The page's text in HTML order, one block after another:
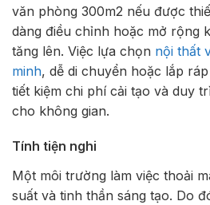
văn phòng 300m2 nếu được
dàng điều chỉnh hoặc mở rộng
tăng lên. Việc lựa chọn nội thất
minh, dễ di chuyển hoặc lắp
tiết kiệm chi phí cải tạo và duy
cho không gian.
Tính tiện nghi
Một môi trường làm việc thoải
suất và tinh thần sáng tạo. Do